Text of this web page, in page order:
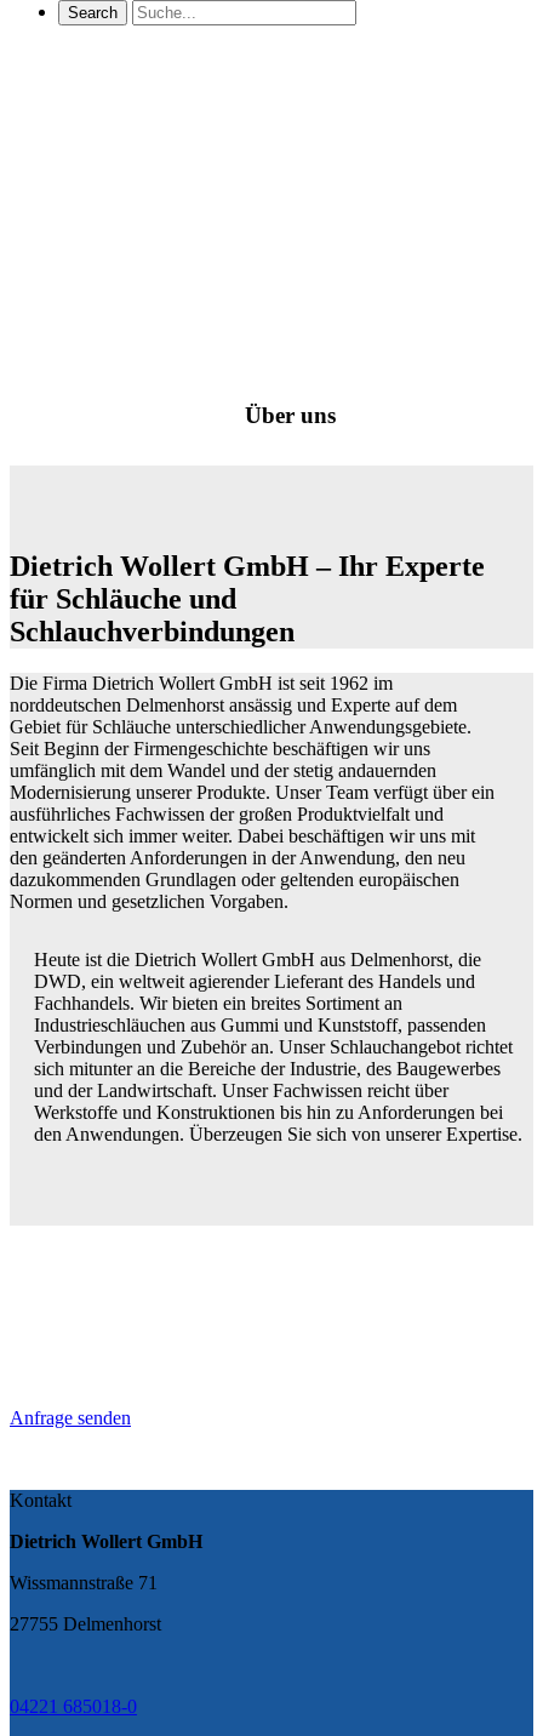
Über uns
Dietrich Wollert GmbH – Ihr Experte
für Schläuche und
Schlauchverbindungen
Die Firma Dietrich Wollert GmbH ist seit 1962 im
norddeutschen Delmenhorst ansässig und Experte auf dem
Gebiet für Schläuche unterschiedlicher Anwendungsgebiete.
Seit Beginn der Firmengeschichte beschäftigen wir uns
umfänglich mit dem Wandel und der stetig andauernden
Modernisierung unserer Produkte. Unser Team verfügt über ein
ausführliches Fachwissen der großen Produktvielfalt und
entwickelt sich immer weiter. Dabei beschäftigen wir uns mit
den geänderten Anforderungen in der Anwendung, den neu
dazukommenden Grundlagen oder geltenden europäischen
Normen und gesetzlichen Vorgaben.
Heute ist die Dietrich Wollert GmbH aus Delmenhorst, die
DWD, ein weltweit agierender Lieferant des Handels und
Fachhandels. Wir bieten ein breites Sortiment an
Industrieschläuchen aus Gummi und Kunststoff, passenden
Verbindungen und Zubehör an. Unser Schlauchangebot richtet
sich mitunter an die Bereiche der Industrie, des Baugewerbes
und der Landwirtschaft. Unser Fachwissen reicht über
Werkstoffe und Konstruktionen bis hin zu Anforderungen bei
den Anwendungen. Überzeugen Sie sich von unserer Expertise.
Anfrage senden
Kontakt
Dietrich Wollert GmbH
Wissmannstraße 71
27755 Delmenhorst
04221 685018-0